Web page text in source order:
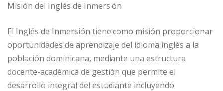
Misión del Inglés de Inmersión
El Inglés de Inmersión tiene como misión proporcionar
oportunidades de aprendizaje del idioma inglés a la
población dominicana, mediante una estructura
docente-académica de gestión que permite el
desarrollo integral del estudiante incluyendo